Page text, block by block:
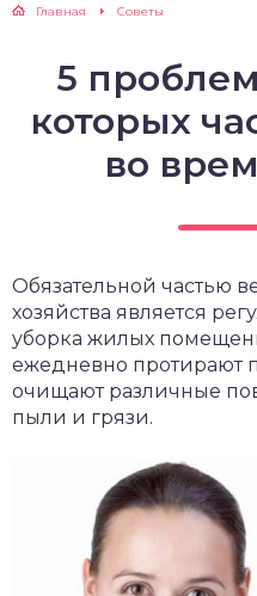
Главная Советы
5
которых
во
Обязательной частью
хозяйства является
уборка жилых
ежедневно протирают
очищают различные
пыли и грязи.